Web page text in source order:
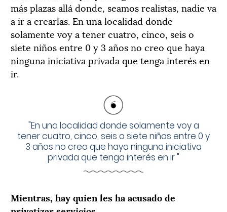
más plazas allá donde, seamos realistas, nadie va
a ir a crearlas. En una localidad donde
solamente voy a tener cuatro, cinco, seis o
siete niños entre 0 y 3 años no creo que haya
ninguna iniciativa privada que tenga interés en
ir.
"En una localidad donde solamente voy a
tener cuatro, cinco, seis o siete niños entre 0 y
3 años no creo que haya ninguna iniciativa
privada que tenga interés en ir"
Mientras, hay quien les ha acusado de